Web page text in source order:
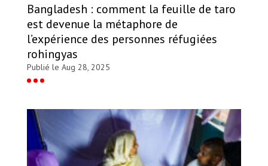
Bangladesh : comment la feuille de taro
est devenue la métaphore de
l’expérience des personnes réfugiées
rohingyas
Publié le Aug 28, 2025